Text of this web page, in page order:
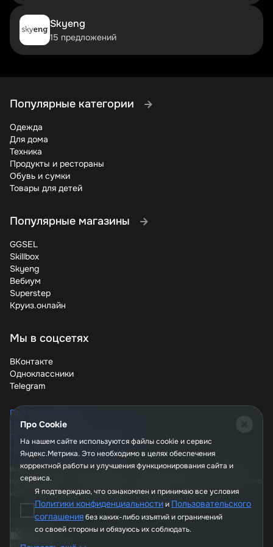
Чем больше объем заказа, тем выше потенциальная
скидка. Комус предлагает особые условия для
корпоративных клиентов, которые закупают товары
товары с уценкой, ограниченные по времени скидки и
каталоге. Проверяйте этот раздел перед каждым
заказом.
Некоторые акции можно комбинировать – например,
использовать промокод на скидку вместе с
накопительной программой лояльности. Внимательно
как получить максимальную выгоду от покупки.
Промокоды, акции и специальные предложения помогут
вам сократить расходы на офисные принадлежности
без потери качества. Не упускайте возможность
покупать дешевле – проверяйте свежие купоны перед
каждым заказом и делитесь этими советами с
коллегами. Ведь когда компания экономит на
развития бизнеса!
Skyeng
15 предложений
Популярные категории
Одежда
Для дома
Техника
Продукты и рестораны
Обувь и сумки
Товары для детей
Популярные магазины
GGSEL
Skillbox
Skyeng
Вебиум
Superstep
Круиз.онлайн
Мы в соцсетях
ВКонтакте
Одноклассники
Telegram
Про CouponMagic
Политика конфиденциальности
Пользовательское соглашение
Часто задаваемые вопросы
Вся информация, опубликованная на сайте couponmagic.ru, не является
публичной офертой, определяемой положениями Статьи 437 Гражданского
кодекса РФ, и носит исключительно справочный характер.
Про Cookie
На нашем сайте используются файлы сookie и сервис
Яндекс.Метрика. Это необходимо в целях обеспечения
корректной работы и улучшения функционирования сайта и
сервиса.
Я подтверждаю, что ознакомлен и принимаю все условия
Политики конфиденциальностии Пользовательского
соглашениябез каких-либо изъятий и ограничений
со своей стороны и обязуюсь их соблюдать.